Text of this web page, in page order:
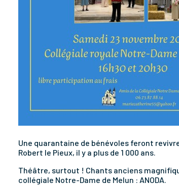
Une quarantaine de bénévoles feront
Robert le Pieux, il y a plus de 1 000 ans.
Théâtre, surtout ! Chants anciens
collégiale Notre-Dame de Melun : ANODA.